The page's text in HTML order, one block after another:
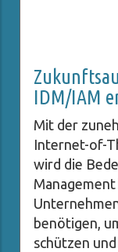
IDM/IAM
Mit der
Internet-of-
wird die
benötigen,
schützen